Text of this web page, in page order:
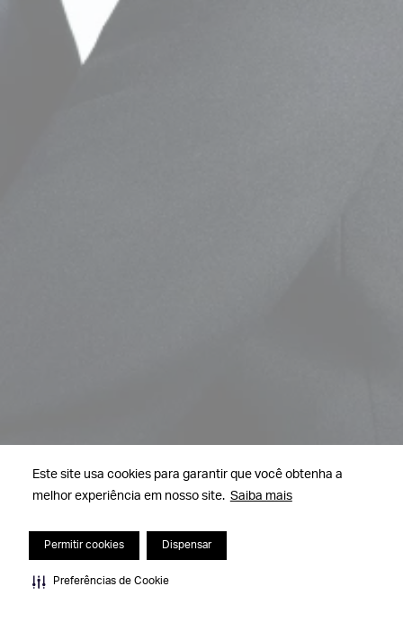
Este site usa cookies para garantir que você obtenha a
melhor experiência em nosso site. Saiba mais
Permitir cookies Dispensar
Preferências de Cookie